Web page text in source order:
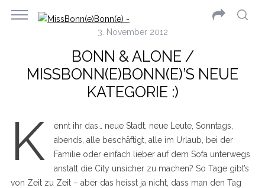
3. November 2012
BONN & ALONE /
MISSBONN(E)BONN(E)’S NEUE
KATEGORIE :)
K
ennt ihr das… neue Stadt, neue Leute, Sonntags,
abends, alle beschäftigt, alle im Urlaub, bei der
Familie oder einfach lieber auf dem Sofa unterwegs
anstatt die City unsicher zu machen? So Tage gibt’s
von Zeit zu Zeit – aber das heisst ja nicht, dass man den Tag